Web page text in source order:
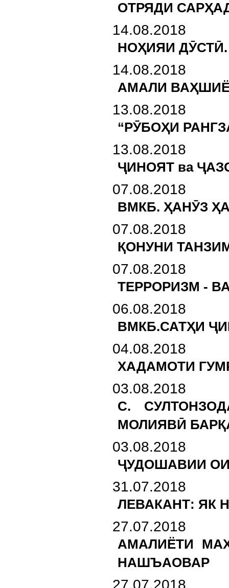
ОТРЯДИ
14.08.2018
НОҲИЯИ
14.08.2018
АМАЛИ
13.08.2018
“РӮБОҲИ
13.08.2018
ҶИНОЯТ ва
07.08.2018
ВМКБ. ҲАНӮЗ
07.08.2018
ҚОНУНИ
07.08.2018
ТЕРРОРИЗМ -
06.08.2018
ВМКБ.САТҲИ
04.08.2018
ХАДАМОТИ
03.08.2018
С.
МОЛИЯВӢ
03.08.2018
ҶУДОШАВИИ
31.07.2018
ЛЕВАКАНТ: ЯК
27.07.2018
АМАЛИЁТИ
НАШЪАОВАР
27.07.2018